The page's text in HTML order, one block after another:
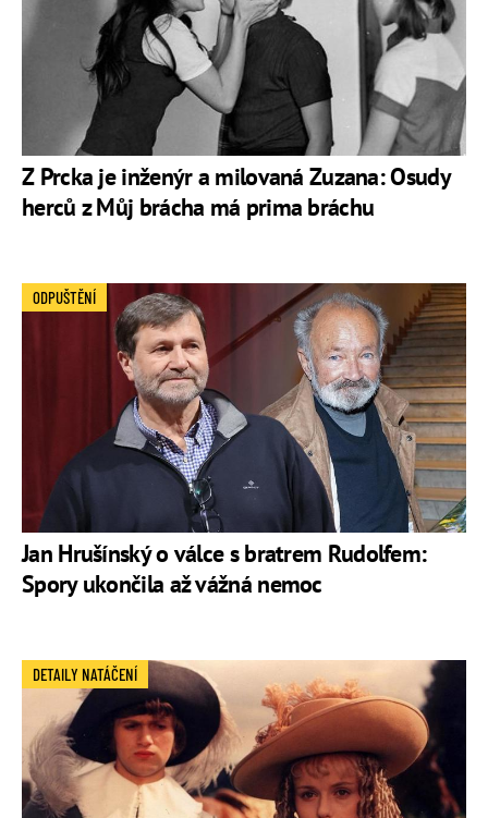
Z Prcka je inženýr a milovaná Zuzana: Osudy
herců z Můj brácha má prima bráchu
Jan Hrušínský o válce s bratrem Rudolfem:
Spory ukončila až vážná nemoc
ODPUŠTĚNÍ
DETAILY NATÁČENÍ